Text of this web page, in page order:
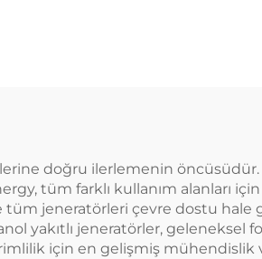
doğru ilerlemenin
tüm farklı kullanım alanları
tüm jeneratörleri çevre dostu
jeneratörler, geleneksel
için en gelişmiş mühendislik